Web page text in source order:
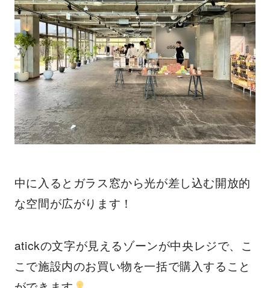
中に入るとガラス窓から光が差し込む開放的
な空間が広がります！
atickの文字が見えるゾーンが中央レジで、こ
こで施設内のお買い物を一括で購入すること